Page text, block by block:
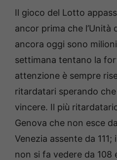
Il gioco del Lotto
ancor prima che l’Unità
ancora oggi sono
settimana tentano la
attenzione è sempre
ritardatari sperando
vincere. Il più
Genova che non esce
Venezia assente da
non si fa vedere da 108